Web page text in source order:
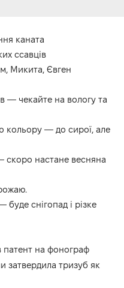
каната
ссавців
Микита, Євген
— чекайте на вологу та
кольору — до сирої, але
скоро настане весняна
снігопад і різке
патент на фонограф
затвердила тризуб як